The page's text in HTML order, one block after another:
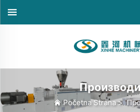
Производи
Početna Strana>